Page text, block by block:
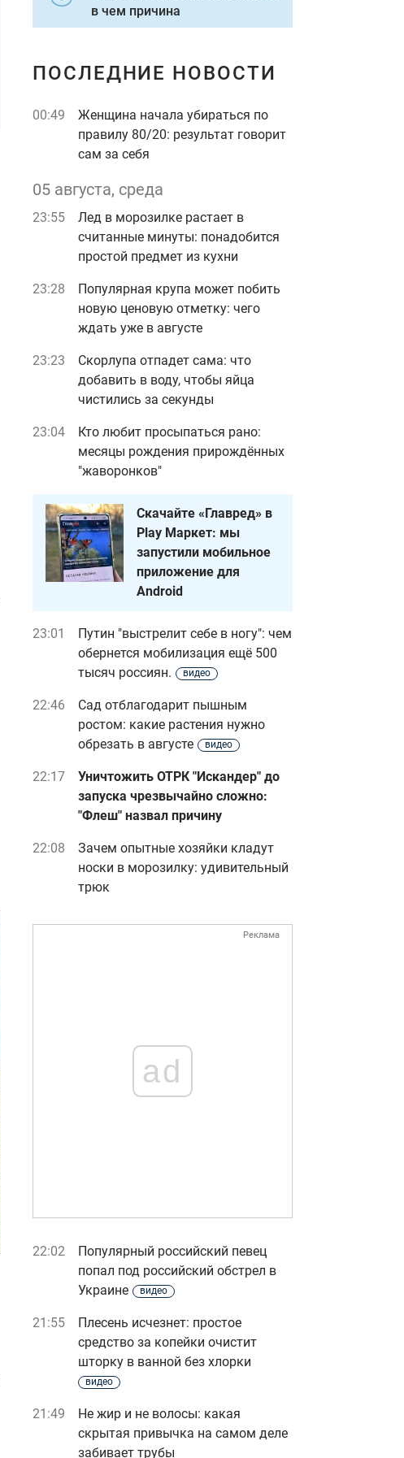
в чем причина
ПОСЛЕДНИЕ НОВОСТИ
00:49
Женщина начала убираться по
правилу 80/20: результат говорит
сам за себя
05 августа, среда
23:55
Лед в морозилке растает в
считанные минуты: понадобится
простой предмет из кухни
23:28
Популярная крупа может побить
новую ценовую отметку: чего
ждать уже в августе
23:23
Скорлупа отпадет сама: что
добавить в воду, чтобы яйца
чистились за секунды
23:04
Кто любит просыпаться рано:
месяцы рождения прирождённых
"жаворонков"
Скачайте «Главред» в
Play Маркет: мы
запустили мобильное
приложение для
Android
23:01
Путин "выстрелит себе в ногу": чем
обернется мобилизация ещё 500
тысяч россиян.
видео
22:46
Сад отблагодарит пышным
ростом: какие растения нужно
обрезать в августе
видео
22:17
Уничтожить ОТРК "Искандер" до
запуска чрезвычайно сложно:
"Флеш" назвал причину
22:08
Зачем опытные хозяйки кладут
носки в морозилку: удивительный
трюк
Реклама
ad
22:02
Популярный российский певец
попал под российский обстрел в
Украине
видео
21:55
Плесень исчезнет: простое
средство за копейки очистит
шторку в ванной без хлорки
видео
21:49
Не жир и не волосы: какая
скрытая привычка на самом деле
забивает трубы